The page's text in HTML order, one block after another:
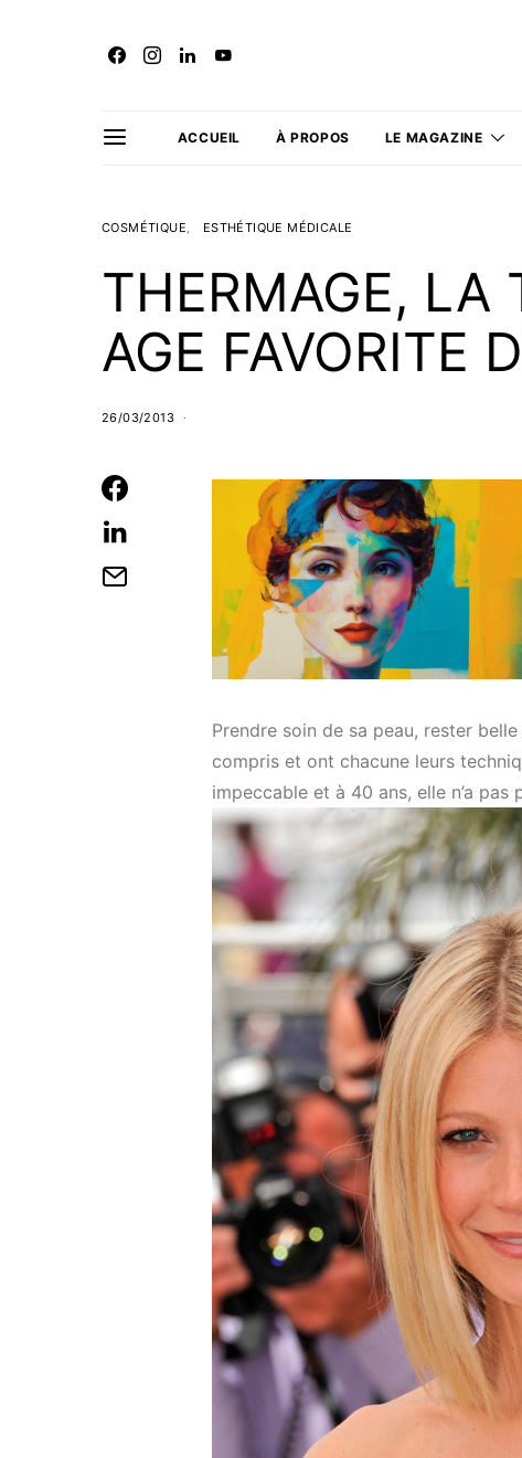
ACCUEIL À PROPOS LE MAGAZINE
COSMÉTIQUE ESTHÉTIQUE MÉDICALE
THERMAGE, LA
AGE FAVORITE
26/03/2013
Prendre soin de sa peau, rester
compris et ont chacune leurs
impeccable et à 40 ans, elle n’a pas